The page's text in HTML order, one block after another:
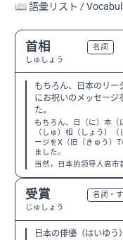
📖 語彙リスト /
首相
しゅしょう
名詞
もちろん、日本のリー
にお祝いのメッセージ
た。
もちろん、日（に）本（
（しゅ）相（しょう）
ージをX（旧（きゅう）
ました。
当然，日本的领导人高市
受賞
じゅしょう
名詞・
日本の俳優（はいゆ